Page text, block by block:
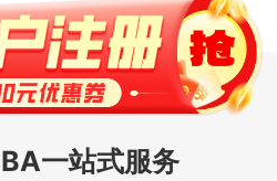
一站式服务